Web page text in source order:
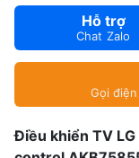
Hỗ trợ
Chat Zalo
Gọi
Điều khiển TV